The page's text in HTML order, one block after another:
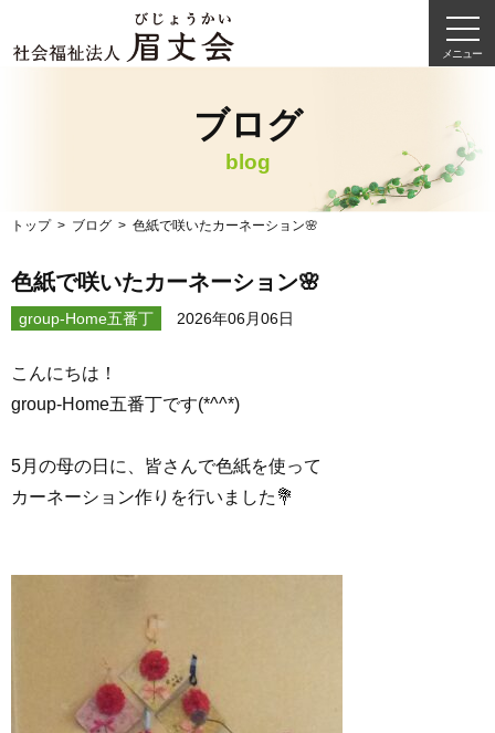
メニュー
ブログ
blog
トップ ブログ 色紙で咲いたカーネーション🌸
色紙で咲いたカーネーション🌸
group-Home五番丁 2026年06月06日
こんにちは！
group-Home五番丁です(*^^*)
5月の母の日に、皆さんで色紙を使って
カーネーション作りを行いました💐